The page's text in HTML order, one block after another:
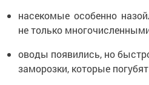
насекомые особенно
не только
оводы появились, но
заморозки, которые